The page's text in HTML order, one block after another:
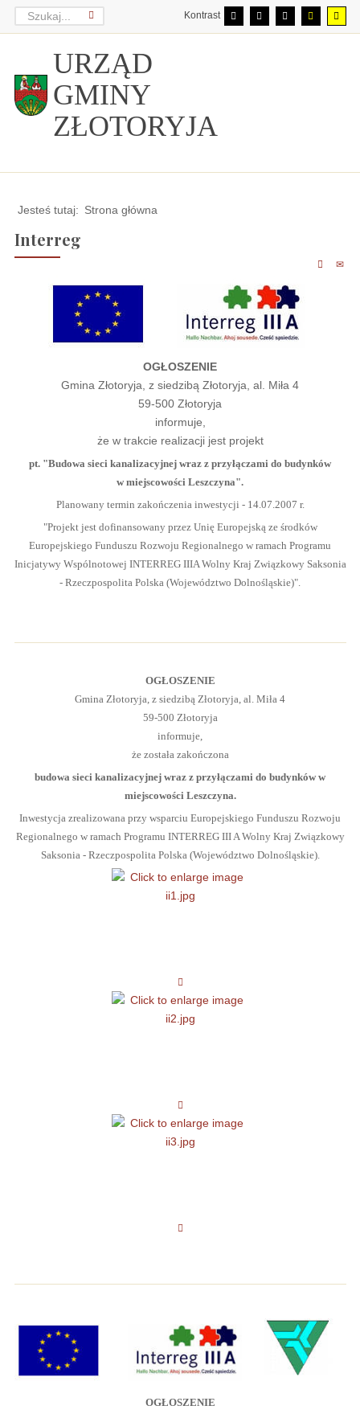
Kontrast
URZĄD
GMINY
ZŁOTORYJA
Jesteś tutaj: Strona główna
Interreg
OGŁOSZENIE
Gmina Złotoryja, z siedzibą Złotoryja, al. Miła 4
59-500 Złotoryja
informuje,
że w trakcie realizacji jest projekt
pt. "Budowa sieci kanalizacyjnej wraz z przyłączami do budynków
w miejscowości Leszczyna".
Planowany termin zakończenia inwestycji - 14.07.2007 r.
"Projekt jest dofinansowany przez Unię Europejską ze środków
Europejskiego Funduszu Rozwoju Regionalnego w ramach Programu
Inicjatywy Wspólnotowej INTERREG IIIA Wolny Kraj Związkowy Saksonia
- Rzeczpospolita Polska (Województwo Dolnośląskie)".
OGŁOSZENIE
Gmina Złotoryja, z siedzibą Złotoryja, al. Miła 4
59-500 Złotoryja
informuje,
że została zakończona
budowa sieci kanalizacyjnej wraz z przyłączami do budynków w
miejscowości Leszczyna.
Inwestycja zrealizowana przy wsparciu Europejskiego Funduszu Rozwoju
Regionalnego w ramach Programu INTERREG III A Wolny Kraj Związkowy
Saksonia - Rzeczpospolita Polska (Województwo Dolnośląskie).
OGŁOSZENIE